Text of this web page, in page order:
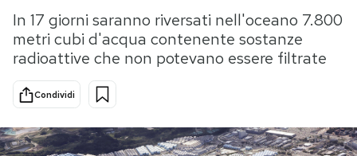
Scienza
Cultura
Sport
Media
In 17 giorni saranno riversati nell'oceano 7.800
metri cubi d'acqua contenente sostanze
radioattive che non potevano essere filtrate
Condividi